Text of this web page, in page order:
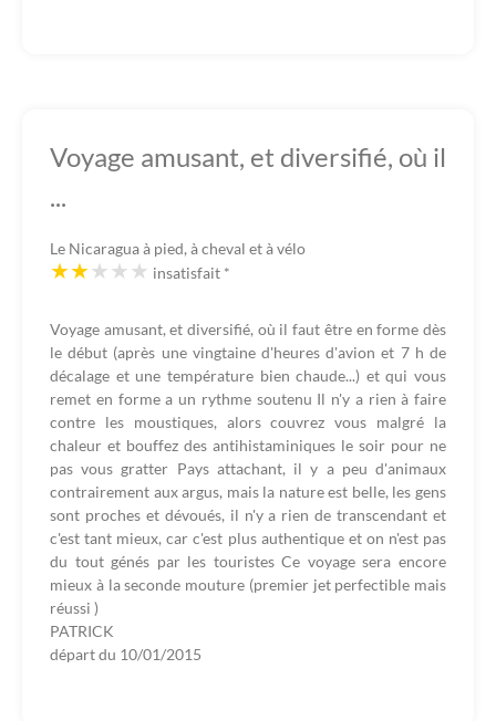
Voyage amusant, et diversifié, où il
...
Le Nicaragua à pied, à cheval et à vélo
insatisfait *
Voyage amusant, et diversifié, où il faut être en forme dès
le début (après une vingtaine d'heures d'avion et 7 h de
décalage et une température bien chaude...) et qui vous
remet en forme a un rythme soutenu Il n'y a rien à faire
contre les moustiques, alors couvrez vous malgré la
chaleur et bouffez des antihistaminiques le soir pour ne
pas vous gratter Pays attachant, il y a peu d'animaux
contrairement aux argus, mais la nature est belle, les gens
sont proches et dévoués, il n'y a rien de transcendant et
c'est tant mieux, car c'est plus authentique et on n'est pas
du tout génés par les touristes Ce voyage sera encore
mieux à la seconde mouture (premier jet perfectible mais
réussi )
PATRICK
départ du 10/01/2015